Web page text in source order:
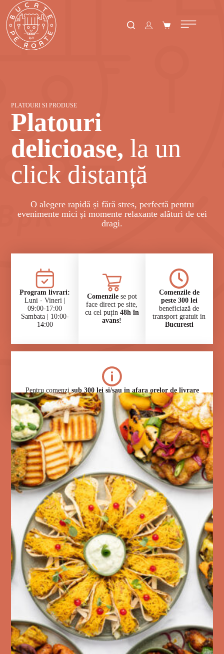
PLATOURI SI PRODUSE
Platouri
delicioase, la un
click distanță
O alegere rapidă și fără stres, perfectă pentru
evenimente mici și momente relaxante alături de cei
dragi.
⁠Program livrari:
Luni - Vineri |
09:00-17:00
Sambata | 10:00-
14:00
Comenzilese pot
face direct pe site,
cu cel puțin 48h în
avans!
Comenzile de
peste 300 lei
beneficiază de
transport gratuit in
Bucuresti
⁠Pentru comenzi sub 300 lei si/sau in afara orelor de livrare
si/sau in anumite zone din Ilfovse vor aplica taxe specifice.